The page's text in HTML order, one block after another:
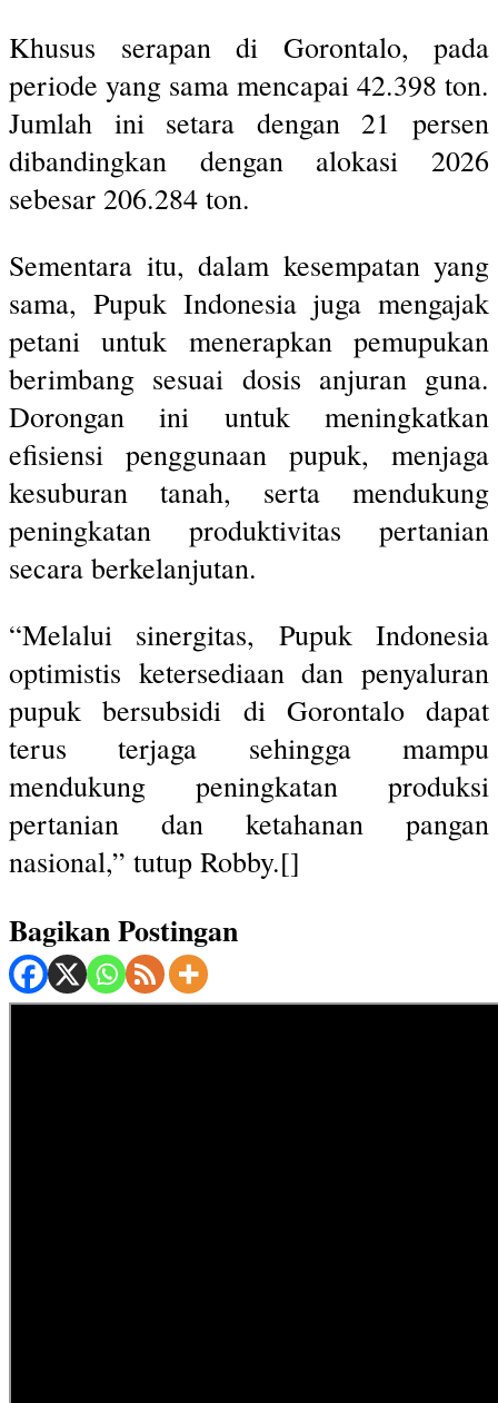
Khusus serapan di Gorontalo, pada
periode yang sama mencapai 42.398 ton.
Jumlah ini setara dengan 21 persen
dibandingkan dengan alokasi 2026
sebesar 206.284 ton.
Sementara itu, dalam kesempatan yang
sama, Pupuk Indonesia juga mengajak
petani untuk menerapkan pemupukan
berimbang sesuai dosis anjuran guna.
Dorongan ini untuk meningkatkan
efisiensi penggunaan pupuk, menjaga
kesuburan tanah, serta mendukung
peningkatan produktivitas pertanian
secara berkelanjutan.
“Melalui sinergitas, Pupuk Indonesia
optimistis ketersediaan dan penyaluran
pupuk bersubsidi di Gorontalo dapat
terus terjaga sehingga mampu
mendukung peningkatan produksi
pertanian dan ketahanan pangan
nasional,” tutup Robby.[]
Bagikan Postingan